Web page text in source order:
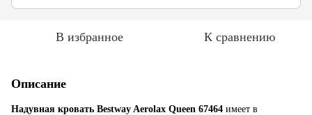
В избранное К сравнению
Описание
Надувная кровать Bestway Aerolax Queen 67464 имеет в